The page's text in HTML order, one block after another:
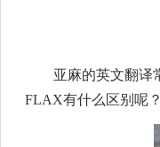
亚麻的英文翻
FLAX有什么区别呢